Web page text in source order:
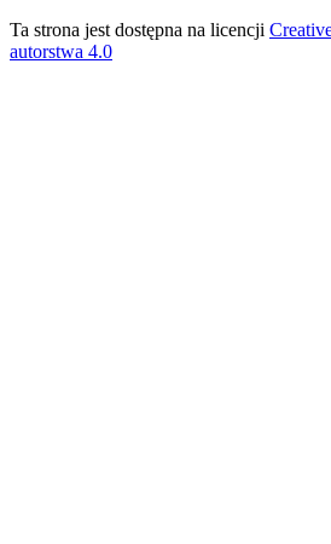
Ta strona jest dostępna na licencji
autorstwa 4.0